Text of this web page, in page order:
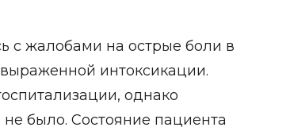
с жалобами на острые боли в
интоксикации.
однако
было. Состояние пациента